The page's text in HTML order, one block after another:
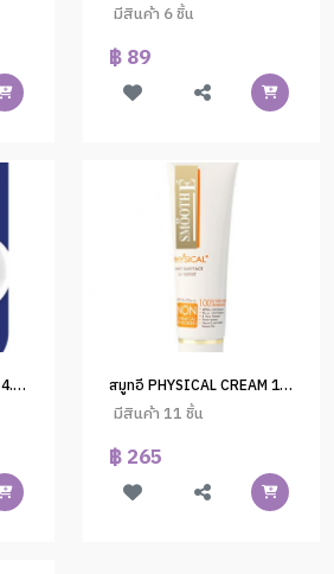
มีสินค้า 6 ชิ้น
฿ 89
NVลิปแคร์ออริจินอล+โรส 4.8g.(1x24) สมูทอี PHYSICAL CREAM 15g.White Color (W)
มีสินค้า 11 ชิ้น
฿ 265